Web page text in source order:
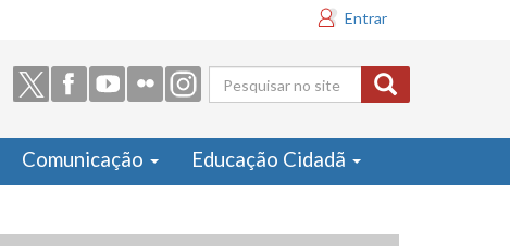
Entrar
Formulário
de busca
Comunicação Educação Cidadã